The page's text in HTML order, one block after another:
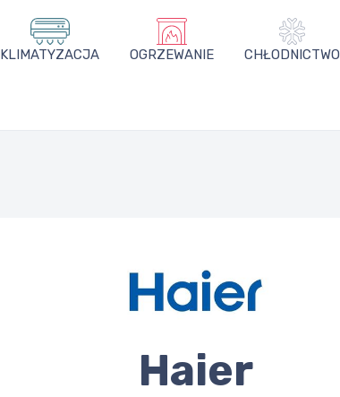
KLIMATYZACJA OGRZEWANIE CHŁODNICTWO
Haier